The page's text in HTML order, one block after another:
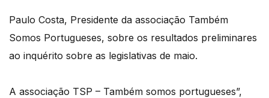
Paulo Costa, Presidente da associação Também
Somos Portugueses, sobre os resultados preliminares
ao inquérito sobre as legislativas de maio.
A associação TSP – Também somos portugueses”,